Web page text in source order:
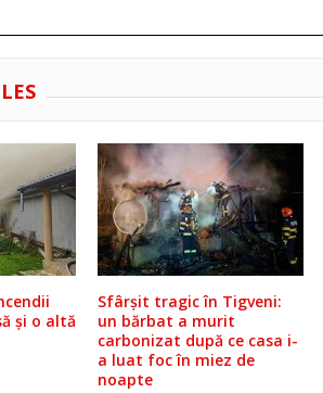
și o altă
Sfârșit tragic în Tigveni:
un bărbat a murit
carbonizat după ce casa i-
a luat foc în miez de
noapte